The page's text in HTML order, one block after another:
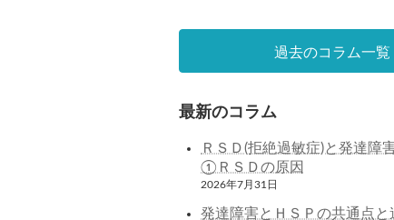
過去のコラム一覧
最新のコラム
ＲＳＤ(拒絶過敏症)と発達障
①ＲＳＤの原因
2026年7月31日
発達障害とＨＳＰの共通点